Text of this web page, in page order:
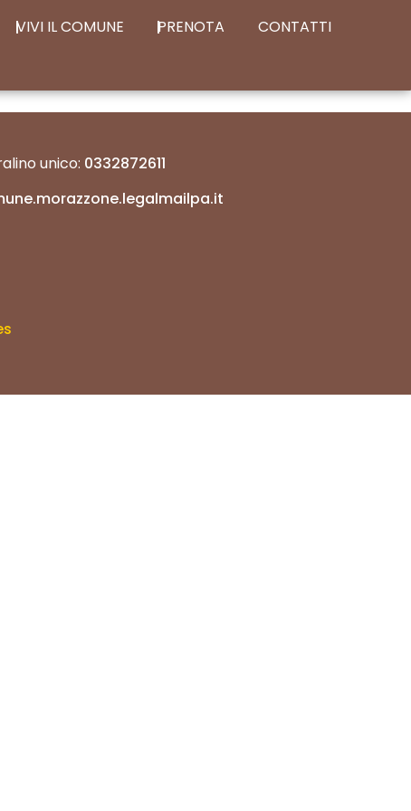
VIVI IL COMUNE PRENOTA CONTATTI
unico: 0332872611